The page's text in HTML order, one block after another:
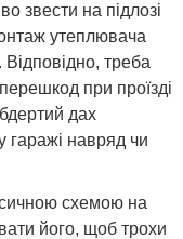
звести на підлозі
утеплювача
Відповідно, треба
при проїзді
дах
гаражі навряд чи
схемою на
його, щоб трохи